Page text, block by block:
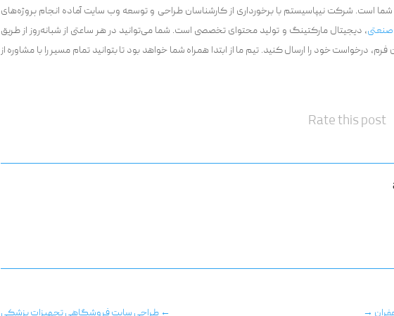
است. شرکت نیپاسیستم با برخورداری از کارشناسان طراحی و توسعه وب سایت آماده انجام پروژه‌های
، دیجیتال مارکتینگ و تولید محتوای تخصصی است. شما می‌‌توانید در هر ساعتی از شبانه‌روز از طریق
درخواست خود را ارسال کنید. تیم ما از ابتدا همراه شما خواهد بود تا بتوانید تمام مسیر را با مشاوره از
Rate this post